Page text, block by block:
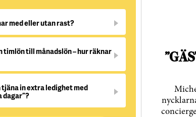
med eller utan rast?
timlön till månadslön – hur räknar
tjäna in extra ledighet med
dagar”?